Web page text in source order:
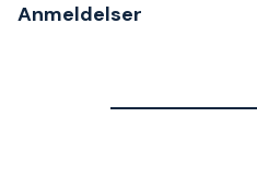
Anmeldelser